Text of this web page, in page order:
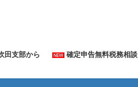
田支部から 確定申告無料税務相談